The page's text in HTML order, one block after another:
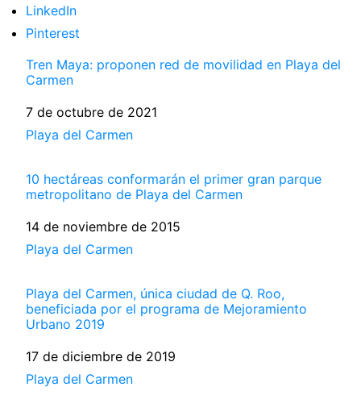
LinkedIn
Pinterest
Tren Maya: proponen red de movilidad en Playa del
Carmen
Fecha
7 de octubre de 2021
Respecto a
Playa del Carmen
10 hectáreas conformarán el primer gran parque
metropolitano de Playa del Carmen
Fecha
14 de noviembre de 2015
Respecto a
Playa del Carmen
Playa del Carmen, única ciudad de Q. Roo,
beneficiada por el programa de Mejoramiento
Urbano 2019
Fecha
17 de diciembre de 2019
Respecto a
Playa del Carmen